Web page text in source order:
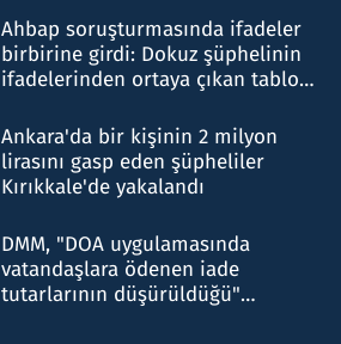
Ahbap soruşturmasında ifadeler
birbirine girdi: Dokuz şüphelinin
ifadelerinden ortaya çıkan tablo
Ankara'da bir kişinin 2 milyon
lirasını gasp eden şüpheliler
Kırıkkale'de yakalandı
DMM, "DOA uygulamasında
vatandaşlara ödenen iade
tutarlarının düşürüldüğü"